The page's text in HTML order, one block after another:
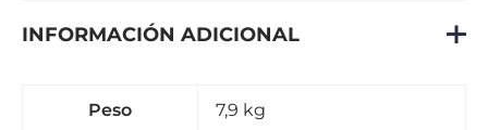
INFORMACIÓN ADICIONAL
Peso 7,9 kg